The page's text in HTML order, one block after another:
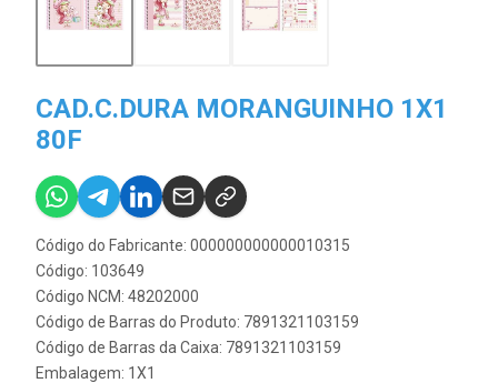
CAD.C.DURA MORANGUINHO 1X1
80F
Código do Fabricante: 000000000000010315
Código: 103649
Código NCM: 48202000
Código de Barras do Produto: 7891321103159
Código de Barras da Caixa: 7891321103159
Embalagem: 1X1